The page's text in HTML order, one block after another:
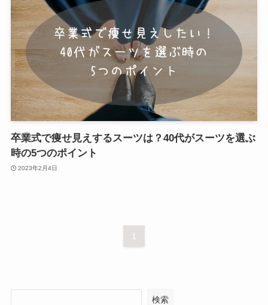
卒業式で痩せ見えするスーツは？40代がスーツを選ぶ
時の5つのポイント
2023年2月4日
1
検索